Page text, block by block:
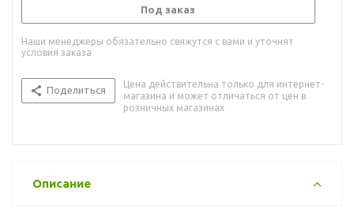
Под заказ
Наши менеджеры обязательно свяжутся с вами и уточнят
условия заказа
Поделиться
Цена действительна только для интернет-
магазина и может отличаться от цен в
розничных магазинах
Описание